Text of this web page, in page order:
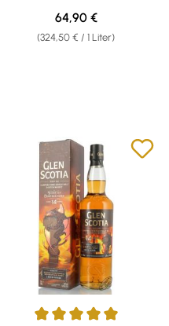
55,5% vol. 0,20l
(324,50 € / 1 Liter)
Regulärer Preis:
64,90 €